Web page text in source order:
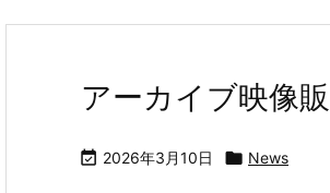
アーカイブ映像
 2026年3月10日  News